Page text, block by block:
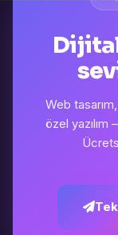
Dijital
Web
özel